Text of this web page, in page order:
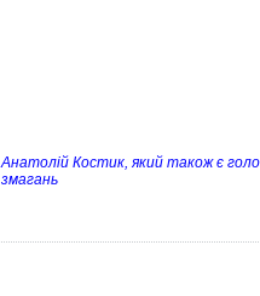
Анатолій Костик, який також є
змагань